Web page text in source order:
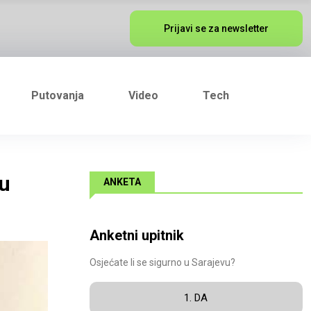
Prijavi se za newsletter
Putovanja Video Tech
ANKETA
Anketni upitnik
Osjećate li se sigurno u Sarajevu?
1. DA